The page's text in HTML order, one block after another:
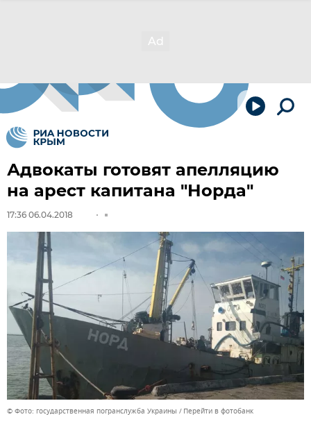
Адвокаты готовят апелляцию
на арест капитана "Норда"
17:36 06.04.2018
© Фото: государственная погранслужба Украины Перейти в фотобанк